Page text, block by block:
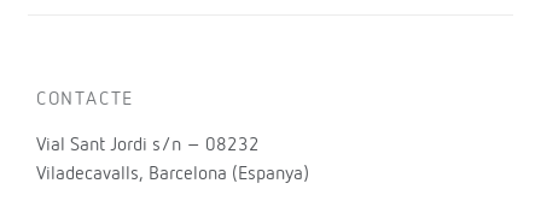
CONTACTE
Vial Sant Jordi s/n – 08232
Viladecavalls, Barcelona (Espanya)